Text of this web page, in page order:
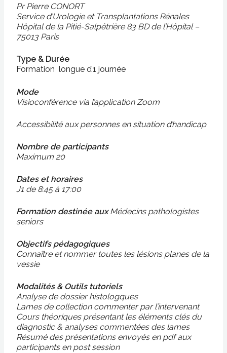
Pr Pierre CONORT
Service d’Urologie et Transplantations Rénales
Hôpital de la Pitié-Salpêtrière 83 BD de l’Hôpital –
75013 Paris
Type & Durée
Formation longue d’1 journée
Mode
Visioconférence via l’application Zoom
Accessibilité aux personnes en situation d’handicap
Nombre de participants
Maximum 20
Dates et horaires
J1 de 8:45 à 17:00
Formation destinée auxMédecins pathologistes
seniors
Objectifs pédagogiques
Connaître et nommer toutes les lésions planes de la
vessie
Modalités & Outils tutoriels
Analyse de dossier histologques
Lames de collection commenter par l’intervenant
Cours théoriques présentant les éléments clés du
diagnostic & analyses commentées des lames
Résumé des présentations envoyés en pdf aux
participants en post session